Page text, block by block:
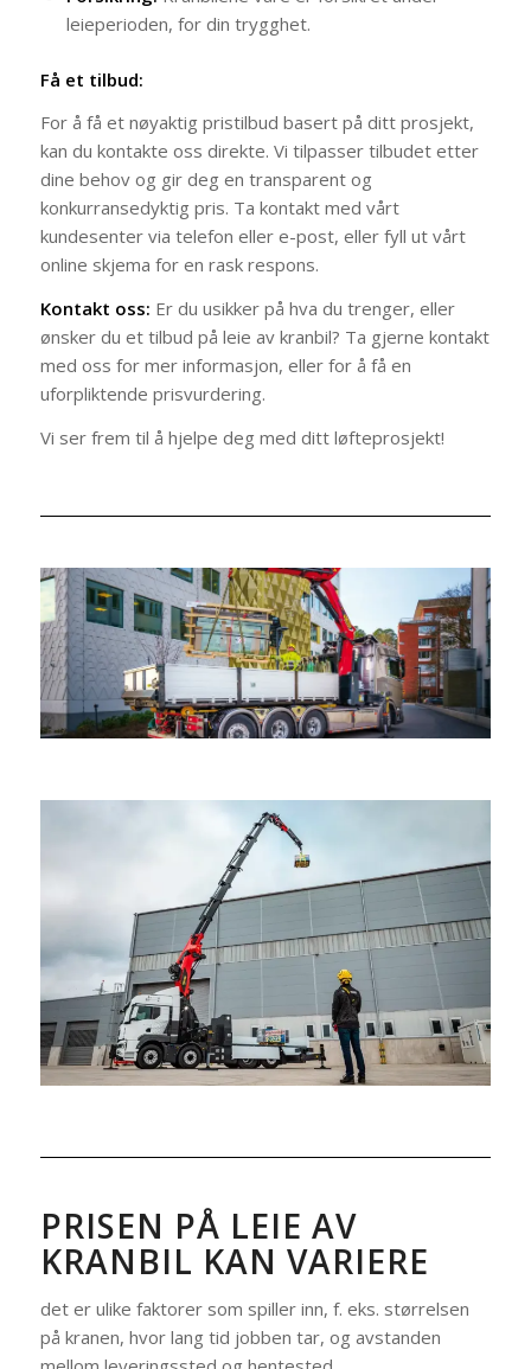
leieperioden, for din trygghet.
Få et tilbud:
For å få et nøyaktig pristilbud basert på ditt prosjekt,
kan du kontakte oss direkte. Vi tilpasser tilbudet etter
dine behov og gir deg en transparent og
konkurransedyktig pris. Ta kontakt med vårt
kundesenter via telefon eller e-post, eller fyll ut vårt
online skjema for en rask respons.
Kontakt oss: Er du usikker på hva du trenger, eller
ønsker du et tilbud på leie av kranbil? Ta gjerne kontakt
med oss for mer informasjon, eller for å få en
uforpliktende prisvurdering.
Vi ser frem til å hjelpe deg med ditt løfteprosjekt!
PRISEN PÅ LEIE AV
KRANBIL KAN VARIERE
det er ulike faktorer som spiller inn, f. eks. størrelsen
på kranen, hvor lang tid jobben tar, og avstanden